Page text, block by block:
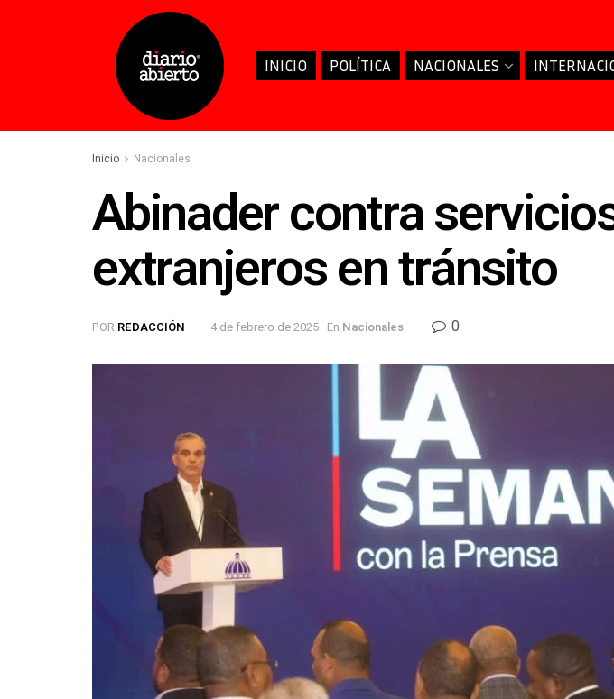
INICIO POLÍTICA NACIONALES
Inicio Nacionales
Abinader contra
extranjeros en tránsito
POR REDACCIÓN 4 de febrero de 2025 En Nacionales 0